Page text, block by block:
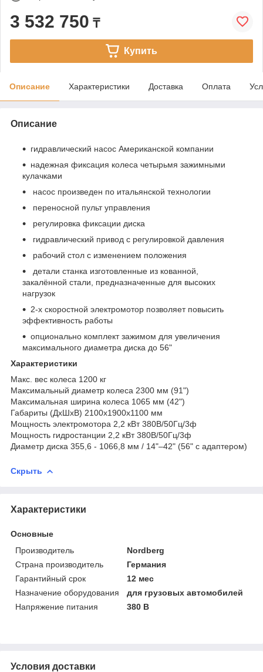
3 532 750 ₸
Купить
Описание Характеристики Доставка Оплата
Описание
гидравлический насос Американской компании
надежная фиксация колеса четырьмя зажимными
кулачками
насос произведен по итальянской технологии
переносной пульт управления
регулировка фиксации диска
гидравлический привод с регулировкой давления
рабочий стол с изменением положения
детали станка изготовленные из кованной,
закалённой стали, предназначенные для высоких
нагрузок
2-х скоростной электромотор позволяет повысить
эффективность работы
опционально комплект зажимом для увеличения
максимального диаметра диска до 56"
Характеристики
Макс. вес колеса 1200 кг
Максимальный диаметр колеса 2300 мм (91")
Максимальная ширина колеса 1065 мм (42")
Габариты (ДхШхВ) 2100х1900х1100 мм
Мощность электромотора 2,2 кВт 380В/50Гц/3ф
Мощность гидростанции 2,2 кВт 380В/50Гц/3ф
Диаметр диска 355,6 - 1066,8 мм / 14"–42" (56" с адаптером)
Скрыть
Характеристики
Основные
Производитель
Nordberg
Страна производитель
Германия
Гарантийный срок
12 мес
Назначение оборудования
для грузовых автомобилей
Напряжение питания
380 В
Условия доставки